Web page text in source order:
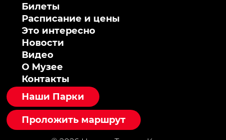
Билеты
Расписание и цены
Это интересно
Новости
Видео
О Музее
Контакты
Наши Парки
Проложить маршрут